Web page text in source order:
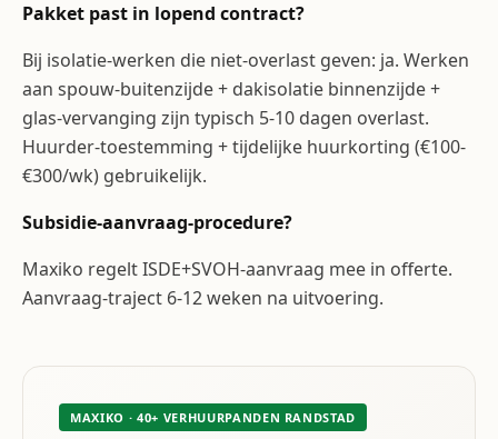
Pakket past in lopend contract?
Bij isolatie-werken die niet-overlast geven: ja. Werken
aan spouw-buitenzijde + dakisolatie binnenzijde +
glas-vervanging zijn typisch 5-10 dagen overlast.
Huurder-toestemming + tijdelijke huurkorting (€100-
€300/wk) gebruikelijk.
Subsidie-aanvraag-procedure?
Maxiko regelt ISDE+SVOH-aanvraag mee in offerte.
Aanvraag-traject 6-12 weken na uitvoering.
MAXIKO · 40+ VERHUURPANDEN RANDSTAD